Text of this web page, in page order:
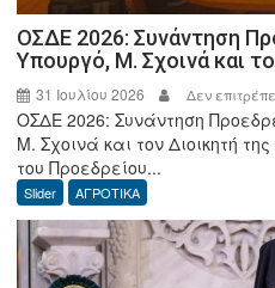
ΟΣΔΕ 2026: Συνάντηση
Υπουργό, Μ. Σχοινά και
31 Ιουλίου 2026 Δεν
ΟΣΔΕ 2026: Συνάντηση
Μ. Σχοινά και τον Διοικητή
του Προεδρείου...
Slider ΑΓΡΟΤΙΚΑ